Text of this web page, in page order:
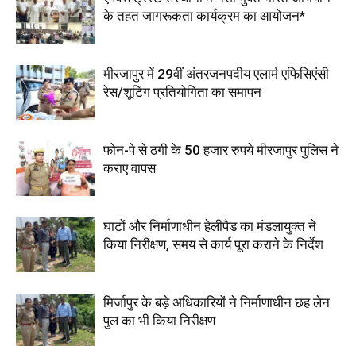
के तहत जागरूकता कार्यक्रम का आयोजन*
मीरजापुर में 29वीं अंतरजनपदीय एलार्म एफिसिएंसी
रेस/शूटिंग प्रतियोगिता का समापन
फोन-पे से ठगी के 50 हजार रुपये मीरजापुर पुलिस ने
कराए वापस
घाटों और निर्माणाधीन हेलीपैड का मंडलायुक्त ने
किया निरीक्षण, समय से कार्य पूरा कराने के निर्देश
मिर्जापुर के बड़े अधिकारियों ने निर्माणाधीन छह लेन
पुल का भी किया निरीक्षण